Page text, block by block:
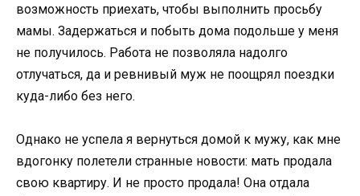
возможность приехать, чтобы выполнить просьбу
мамы. Задержаться и побыть дома подольше у меня
не получилось. Работа не позволяла надолго
отлучаться, да и ревнивый муж не поощрял поездки
куда-либо без него.
Однако не успела я вернуться домой к мужу, как мне
вдогонку полетели странные новости: мать продала
свою квартиру. И не просто продала! Она отдала